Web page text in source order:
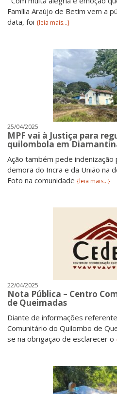
Família Araújo de Betim vem a
data, foi {leia mais...}
25/04/2025
MPF vai à Justiça para
quilombola em
Ação também pede
demora do Incra e da União na
Foto na comunidade {leia mais...}
22/04/2025
Nota Pública – Centro
de Queimadas
Diante de informações
Comunitário do Quilombo de
se na obrigação de esclarecer o